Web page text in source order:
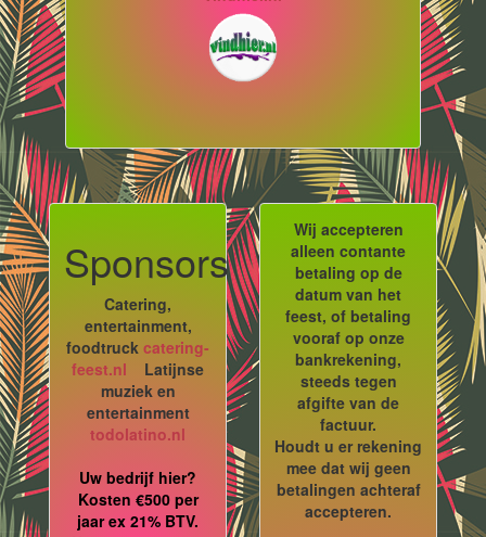
Sponsors
Catering,
entertainment,
foodtruck catering-
feest.nl Latijnse
muziek en
entertainment
todolatino.nl
Uw bedrijf hier?
Kosten €500 per
jaar ex 21% BTV.
Wij accepteren
alleen contante
betaling op de
datum van het
feest, of betaling
vooraf op onze
bankrekening,
steeds tegen
afgifte van de
factuur.
Houdt u er rekening
mee dat wij geen
betalingen achteraf
accepteren.